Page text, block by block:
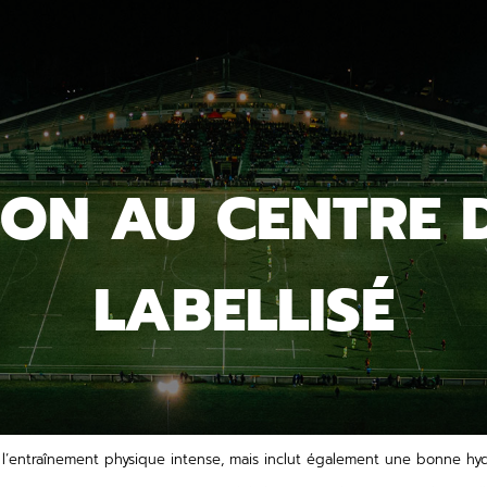
AU CENTRE
LABELLISÉ
physique intense, mais inclut également une bonne